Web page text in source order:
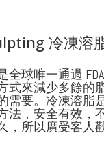
冷凍溶
全球唯一通過
式來減少多餘的
需要。冷凍溶脂
法，安全有效，
，所以廣受客人歡